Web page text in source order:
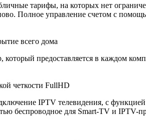
тарифы, на которых нет
Полное управление счетом с
всего дома
предоставляется в каждом
четкости FullHD
IPTV телевидения, с
беспроводное для Smart-TV и IPTV-